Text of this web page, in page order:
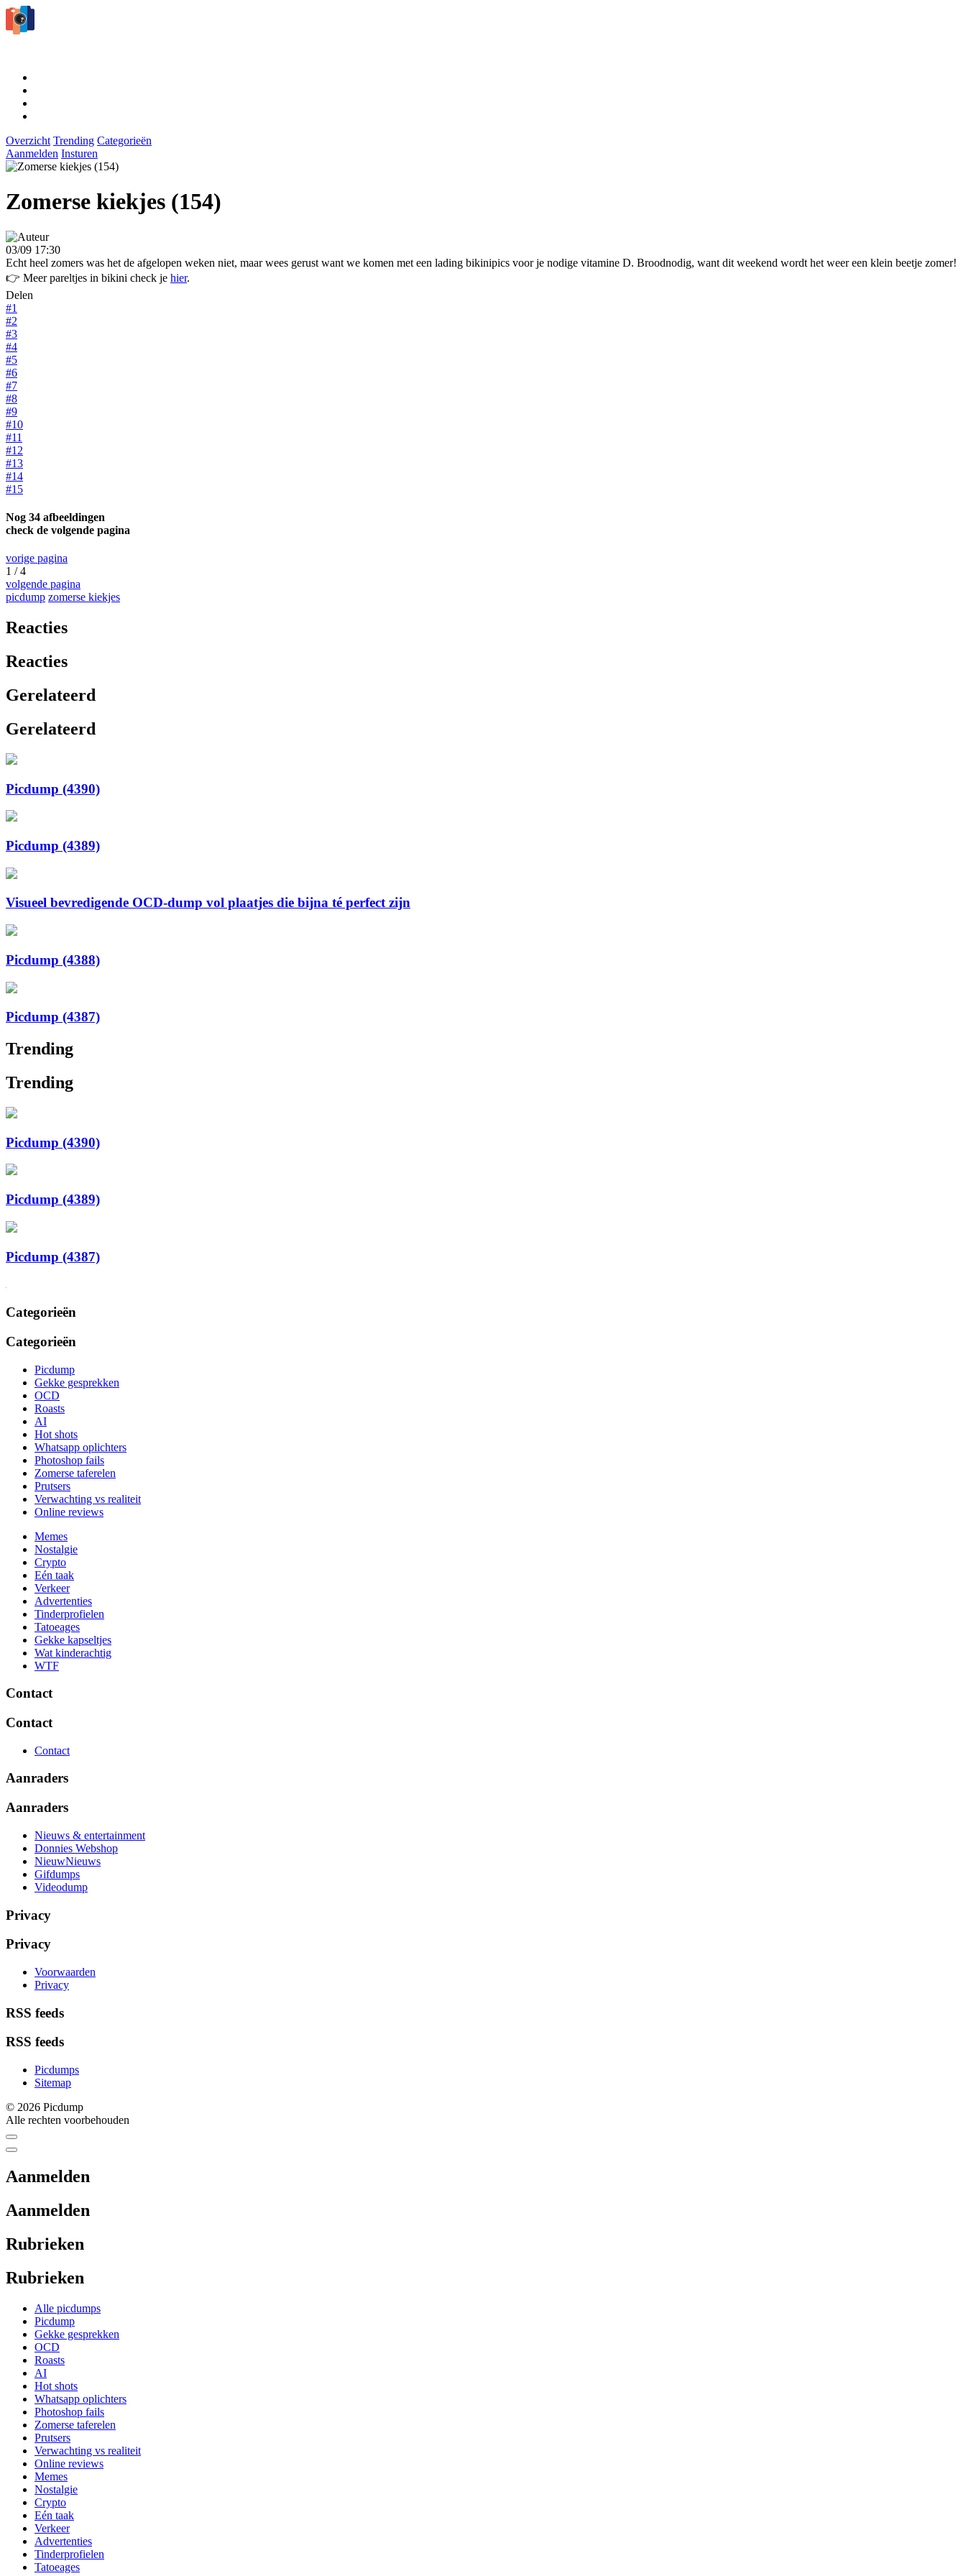
Overzicht Trending Categorieën
Aanmelden Insturen
Zomerse kiekjes (154)
03/09 17:30
Echt heel zomers was het de afgelopen weken niet, maar wees gerust want we komen met een lading bikinipics voor je nodige vitamine D. Broodnodig, want dit weekend wordt het weer een klein beetje zomer!
👉 Meer pareltjes in bikini check je hier.
Delen
#1
#2
#3
#4
#5
#6
#7
#8
#9
#10
#11
#12
#13
#14
#15
Nog 34 afbeeldingen
check de volgende pagina
vorige pagina
1 / 4
volgende pagina
picdump zomerse kiekjes
Reacties
Reacties
Gerelateerd
Gerelateerd
Picdump (4390)
Picdump (4389)
Visueel bevredigende OCD-dump vol plaatjes die bijna té perfect zijn
Picdump (4388)
Picdump (4387)
Trending
Trending
Picdump (4390)
Picdump (4389)
Picdump (4387)
Categorieën
Categorieën
Picdump
Gekke gesprekken
OCD
Roasts
AI
Hot shots
Whatsapp oplichters
Photoshop fails
Zomerse taferelen
Prutsers
Verwachting vs realiteit
Online reviews
Memes
Nostalgie
Crypto
Eén taak
Verkeer
Advertenties
Tinderprofielen
Tatoeages
Gekke kapseltjes
Wat kinderachtig
WTF
Contact
Contact
Contact
Aanraders
Aanraders
Nieuws & entertainment
Donnies Webshop
NieuwNieuws
Gifdumps
Videodump
Privacy
Privacy
Voorwaarden
Privacy
RSS feeds
RSS feeds
Picdumps
Sitemap
© 2026 Picdump
Alle rechten voorbehouden
Aanmelden
Aanmelden
Rubrieken
Rubrieken
Alle picdumps
Picdump
Gekke gesprekken
OCD
Roasts
AI
Hot shots
Whatsapp oplichters
Photoshop fails
Zomerse taferelen
Prutsers
Verwachting vs realiteit
Online reviews
Memes
Nostalgie
Crypto
Eén taak
Verkeer
Advertenties
Tinderprofielen
Tatoeages